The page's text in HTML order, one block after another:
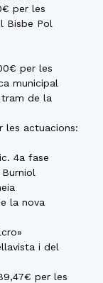
per les
Bisbe Pol
per les
municipal
de la
les actuacions:
4a fase
la nova
i del
per les